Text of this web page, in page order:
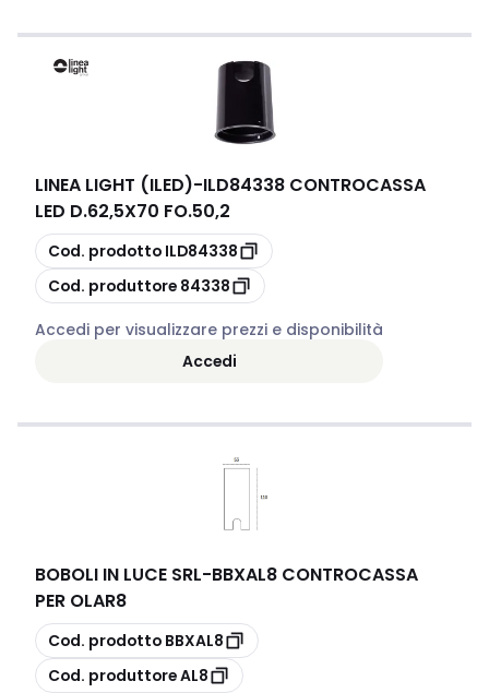
LINEA LIGHT (ILED)-ILD84338 CONTROCASSA
LED D.62,5X70 FO.50,2
copia
Cod. prodotto ILD84338
copia
Cod. produttore 84338
Accedi per visualizzare prezzi e disponibilità
Accedi
BOBOLI IN LUCE SRL-BBXAL8 CONTROCASSA
PER OLAR8
copia
Cod. prodotto BBXAL8
copia
Cod. produttoreAL8